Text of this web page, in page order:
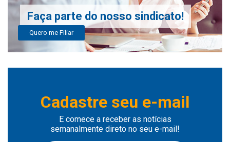
Faça parte do nosso sindicato!
Quero me Filiar
Cadastre seu e-mail
E comece a receber as notícias
semanalmente direto no seu e-mail!